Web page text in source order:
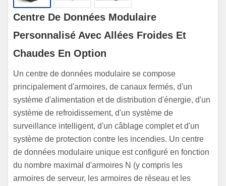
Centre De Données Modulaire
Personnalisé Avec Allées Froides Et
Chaudes En Option
Un centre de données modulaire se compose
principalement d'armoires, de canaux fermés, d'un
système d'alimentation et de distribution d'énergie, d'un
système de refroidissement, d'un système de
surveillance intelligent, d'un câblage complet et d'un
système de protection contre les incendies. Un centre
de données modulaire unique est configuré en fonction
du nombre maximal d'armoires N (y compris les
armoires de serveur, les armoires de réseau et les